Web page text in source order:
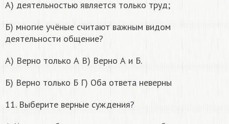
A) деятельностью является только труд;
Б) многие учёные считают важным видом
деятельности общение?
А) Верно только А В) Верно А и Б.
Б) Верно только Б Г) Оба ответа неверны
11. Выберите верные суждения?